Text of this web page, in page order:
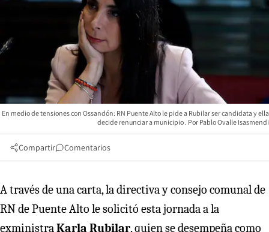
En medio de tensiones con Ossandón: RN Puente Alto le pide a Rubilar ser candidata y ella
decide renunciar a municipio
Pablo Ovalle Isasmendi
Compartir Comentarios
A través de una carta, la directiva y consejo comunal de
RN de Puente Alto le solicitó esta jornada a la
exministraKarla Rubilar, quien se desempeña como